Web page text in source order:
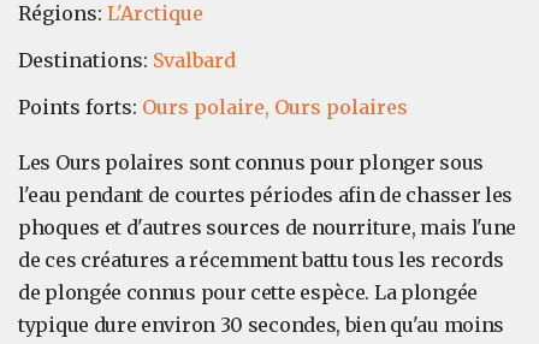
Régions: L'Arctique
Destinations: Svalbard
Points forts: Ours polaire, Ours polaires
Les Ours polaires sont connus pour plonger sous
l'eau pendant de courtes périodes afin de chasser les
phoques et d'autres sources de nourriture, mais l'une
de ces créatures a récemment battu tous les records
de plongée connus pour cette espèce. La plongée
typique dure environ 30 secondes, bien qu'au moins